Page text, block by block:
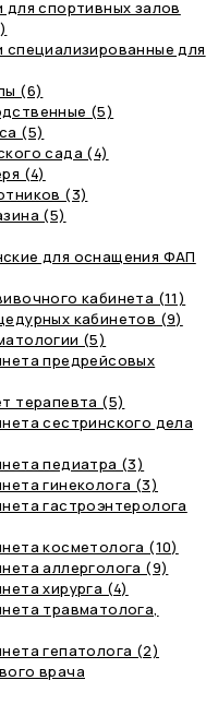
для спортивных залов
специализированные для
(6)
(5)
(5)
сада (4)
(4)
(3)
(5)
для оснащения ФАП
кабинета (11)
кабинетов (9)
(5)
предрейсовых
терапевта (5)
сестринского дела
педиатра (3)
гинеколога (3)
гастроэнтеролога
косметолога (10)
аллерголога (9)
хирурга (4)
травматолога,
гепатолога (2)
врача